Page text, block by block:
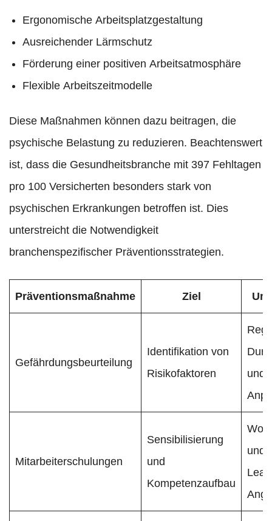
Ergonomische Arbeitsplatzgestaltung
Ausreichender Lärmschutz
Förderung einer positiven Arbeitsatmosphäre
Flexible Arbeitszeitmodelle
Diese Maßnahmen können dazu beitragen, die
psychische Belastung zu reduzieren. Beachtenswert
ist, dass die Gesundheitsbranche mit 397 Fehltagen
pro 100 Versicherten besonders stark von
psychischen Erkrankungen betroffen ist. Dies
unterstreicht die Notwendigkeit
branchenspezifischer Präventionsstrategien.
Präventionsmaßnahme Ziel
Gefährdungsbeurteilung
Identifikation von
Risikofaktoren
und
Mitarbeiterschulungen
Sensibilisierung
und
Kompetenzaufbau
und